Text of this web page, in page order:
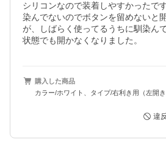
シリコンなので装着しやすかったで
染んでないのでボタンを留めないと
が、しばらく使ってるうちに馴染ん
状態でも開かなくなりました。
購入した商品
カラー/ホワイト、タイプ/右利き用（左開
違